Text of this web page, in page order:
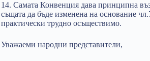
14. Самата Конвенция дава принципна
същата да бъде изменена на основание
практически трудно осъществимо.
Уважаеми народни представители,